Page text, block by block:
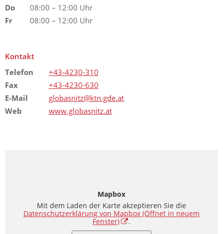
Do
08:00 – 12:00 Uhr
Fr
08:00 – 12:00 Uhr
Kontakt
Telefon
+43-4230-310
Fax
+43-4230-630
E-Mail
globasnitz@ktn.gde.at
Web
www.globasnitz.at
Mapbox
Mit dem Laden der Karte akzeptieren Sie die
Datenschutzerklärung von Mapbox (Öffnet in neuem
Fenster)
.